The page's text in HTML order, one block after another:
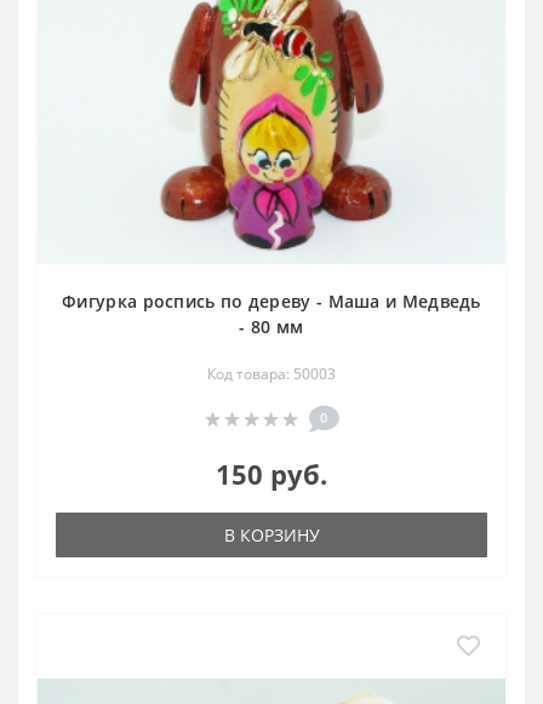
Фигурка роспись по дереву - Маша и Медведь
- 80 мм
Код товара: 50003
0
150 руб.
В КОРЗИНУ